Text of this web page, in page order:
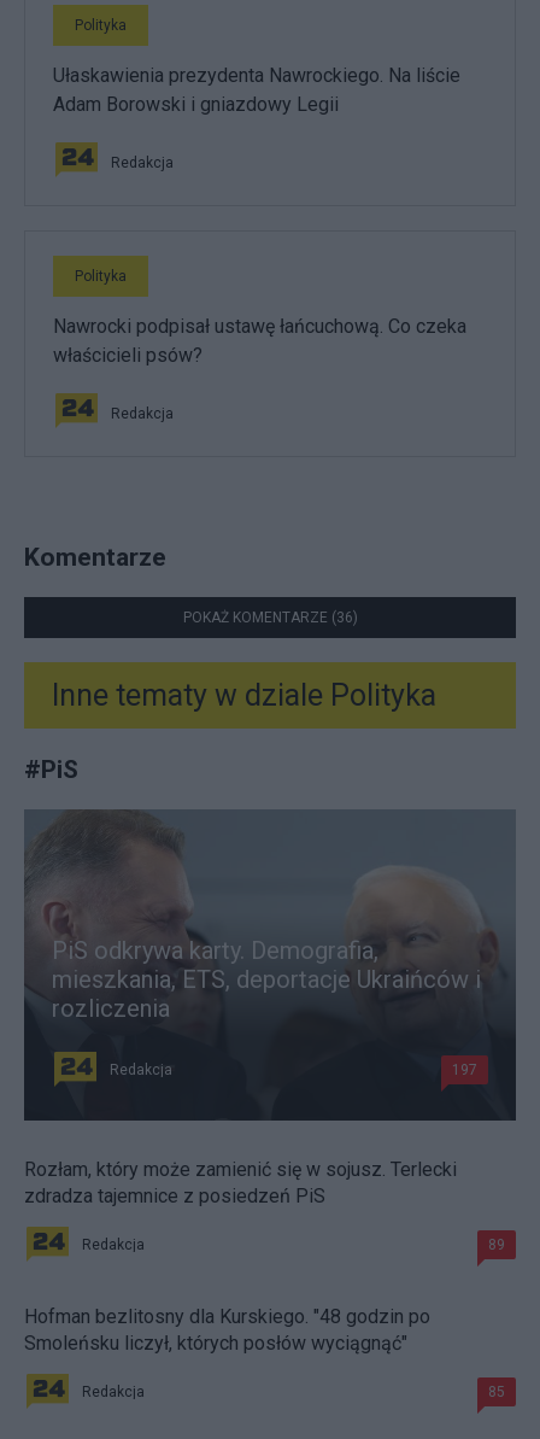
Polityka
Ułaskawienia prezydenta Nawrockiego. Na liście
Adam Borowski i gniazdowy Legii
Redakcja
Polityka
Nawrocki podpisał ustawę łańcuchową. Co czeka
właścicieli psów?
Redakcja
Komentarze
POKAŻ KOMENTARZE (36)
Inne tematy w dziale Polityka
#PiS
PiS odkrywa karty. Demografia,
mieszkania, ETS, deportacje Ukraińców i
rozliczenia
Redakcja 197
Rozłam, który może zamienić się w sojusz. Terlecki
zdradza tajemnice z posiedzeń PiS
Redakcja 89
Hofman bezlitosny dla Kurskiego. "48 godzin po
Smoleńsku liczył, których posłów wyciągnąć"
Redakcja 85